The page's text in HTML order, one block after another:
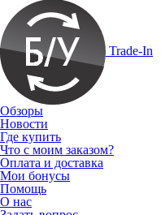
Trade-In
Обзоры
Новости
Где купить
Что с моим заказом?
Оплата и доставка
Мои бонусы
Помощь
О нас